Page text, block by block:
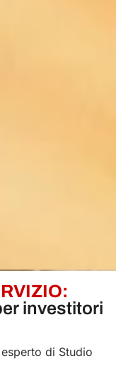
investitori
di Studio